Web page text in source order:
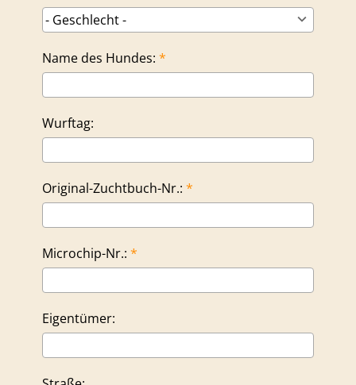
Name des Hundes:
Wurftag:
Original-Zuchtbuch-Nr.:
Microchip-Nr.:
Eigentümer: